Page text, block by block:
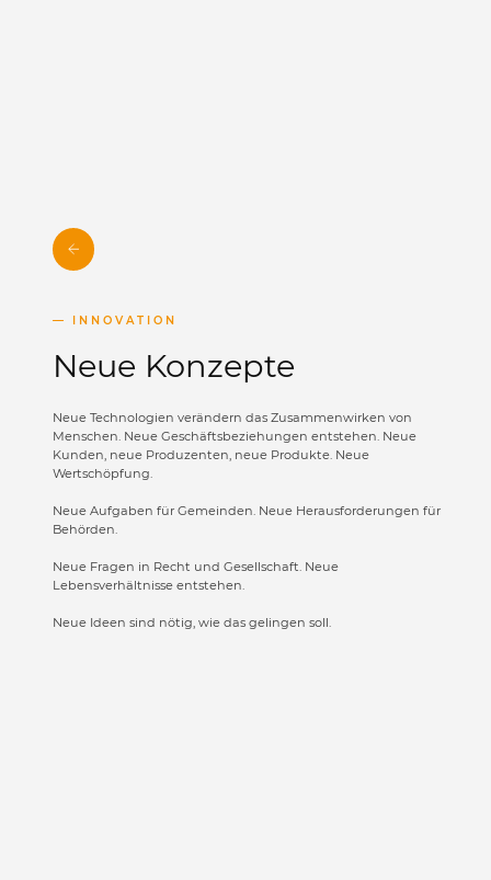
INNOVATION
Neue Konzepte
Neue Technologien verändern das Zusammenwirken von
Menschen. Neue Geschäftsbeziehungen entstehen. Neue
Kunden, neue Produzenten, neue Produkte. Neue
Wertschöpfung.
Neue Aufgaben für Gemeinden. Neue Herausforderungen für
Behörden.
Neue Fragen in Recht und Gesellschaft. Neue
Lebensverhältnisse entstehen.
Neue Ideen sind nötig, wie das gelingen soll.